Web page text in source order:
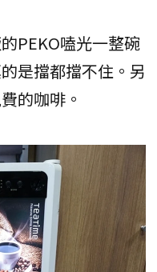
PEKO嗑光一整碗
是擋都擋不住。另
的咖啡。